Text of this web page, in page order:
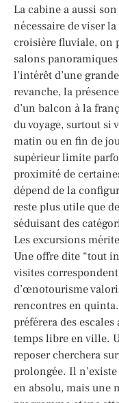
La cabine a aussi
nécessaire de viser
croisière fluviale, on
salons
l’intérêt d’une
revanche, la
d’un balcon à la
du voyage, surtout si
matin ou en fin de
supérieur limite
proximité de
dépend de la
reste plus utile que
séduisant des
Les excursions
Une offre dite “tout
visites
d’œnotourisme
rencontres en
préférera des
temps libre en ville.
reposer cherchera
prolongée. Il
en absolu, mais une